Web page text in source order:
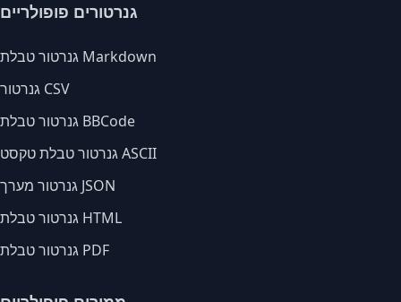
גנרטורים פופולריים
גנרטור טבלת Markdown
גנרטור CSV
גנרטור טבלת BBCode
גנרטור טבלת טקסט ASCII
גנרטור מערך JSON
גנרטור טבלת HTML
גנרטור טבלת PDF